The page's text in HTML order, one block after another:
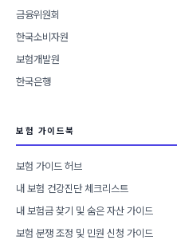
금융위원회
한국소비자원
보험개발원
한국은행
보험 가이드북
보험 가이드 허브
내 보험 건강진단 체크리스트
내 보험금 찾기 및 숨은 자산 가이드
보험 분쟁 조정 및 민원 신청 가이드